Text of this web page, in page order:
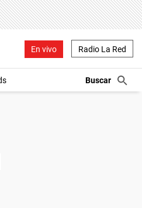
En vivo Radio La Red